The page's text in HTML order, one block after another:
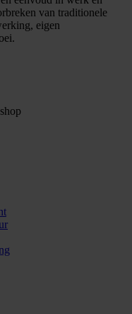
van traditionele
eigen